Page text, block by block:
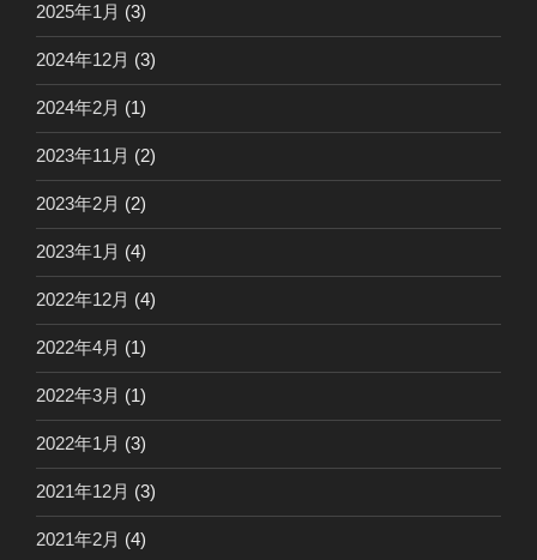
2025年1月 (3)
2024年12月 (3)
2024年2月 (1)
2023年11月 (2)
2023年2月 (2)
2023年1月 (4)
2022年12月 (4)
2022年4月 (1)
2022年3月 (1)
2022年1月 (3)
2021年12月 (3)
2021年2月 (4)